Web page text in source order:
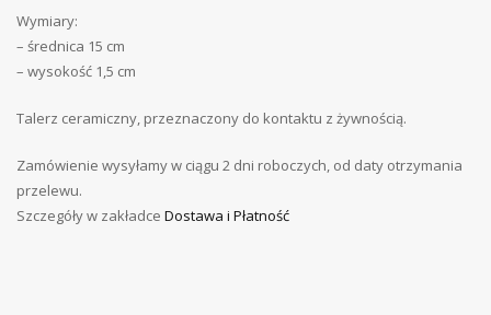
Wymiary:
– średnica 15 cm
– wysokość 1,5 cm
Talerz ceramiczny, przeznaczony do kontaktu z żywnością.
Zamówienie wysyłamy w ciągu 2 dni roboczych, od daty otrzymania
przelewu.
Szczegóły w zakładce Dostawa i Płatność